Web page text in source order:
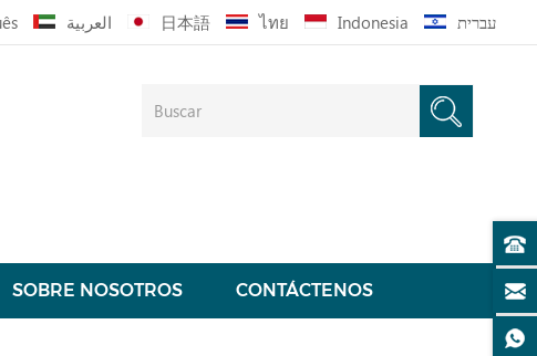
العربية 日本語 ไทย Indonesia עברית
SOBRE NOSOTROS CONTÁCTENOS